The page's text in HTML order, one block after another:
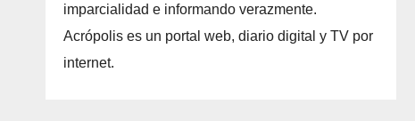
imparcialidad e informando verazmente.
Acrópolis es un portal web, diario digital y TV por
internet.